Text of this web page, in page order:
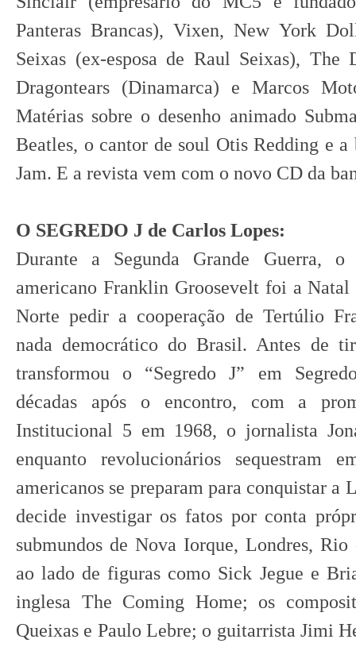
Panteras Brancas), Vixen, New York
Seixas (ex-esposa de Raul Seixas), The
Dragontears (Dinamarca) e Marcos
Matérias sobre o desenho animado
Beatles, o cantor de soul Otis Redding e a
Jam. E a revista vem com o novo CD da
O SEGREDO J de Carlos Lopes:
Durante a Segunda Grande Guerra, o
americano Franklin Groosevelt foi a
Norte pedir a cooperação de Tertúlio
nada democrático do Brasil. Antes de
transformou o “Segredo J” em
décadas após o encontro, com a
Institucional 5 em 1968, o jornalista
enquanto revolucionários sequestram
americanos se preparam para conquistar a
decide investigar os fatos por conta
submundos de Nova Iorque, Londres, Rio
ao lado de figuras como Sick Jegue e
inglesa The Coming Home; os
Queixas e Paulo Lebre; o guitarrista Jimi